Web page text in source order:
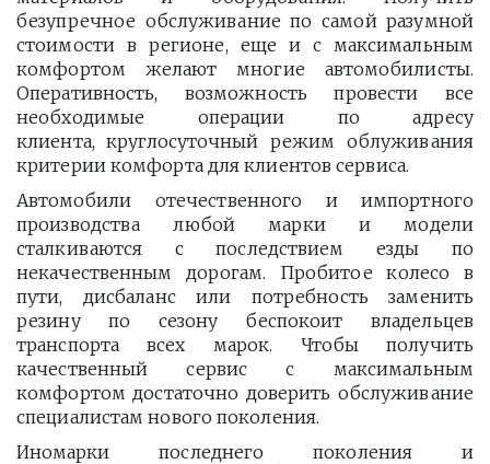
безупречное обслуживание по самой разумной
стоимости в регионе, еще и с максимальным
комфортом желают многие автомобилисты.
Оперативность, возможность провести все
необходимые операции по адресу
клиента, круглосуточный режим облуживания
критерии комфорта для клиентов сервиса.
Автомобили отечественного и импортного
производства любой марки и модели
сталкиваются с последствием езды по
некачественным дорогам. Пробитое колесо в
пути, дисбаланс или потребность заменить
резину по сезону беспокоит владельцев
транспорта всех марок. Чтобы получить
качественный сервис с максимальным
комфортом достаточно доверить обслуживание
специалистам нового поколения.
Иномарки последнего поколения и